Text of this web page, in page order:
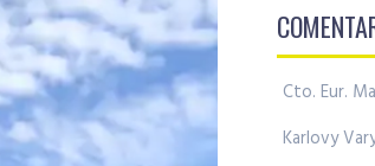
Cto. Eur.
Karlovy